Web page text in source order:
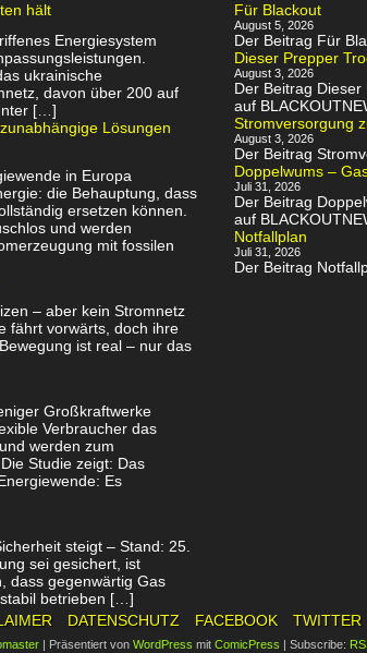
hält
Energiesystem
ukrainische
davon über 200 auf
[…]
Lösungen
in Europa
die Behauptung, dass
ersetzen können.
und werden
mit fossilen
– aber kein Stromnetz
fährt vorwärts, doch ihre
ist real – nur das
Großkraftwerke
Verbraucher das
werden zum
Studie zeigt: Das
Es
steigt – Stand: 25.
sei gesichert, ist
dass gegenwärtig Gas
betrieben […]
Für Blackout
August 5, 2026
Der Beitrag Für
Dieser Prepper
August 3, 2026
Der Beitrag
auf
Stromversorgung
August 3, 2026
Der Beitrag
Doppelwums –
Juli 31, 2026
Der Beitrag
auf
Notfallplan
Juli 31, 2026
Der Beitrag
DATENSCHUTZ FACEBOOK TWITTER
| Präsentiert von WordPress mit ComicPress | Subscribe: